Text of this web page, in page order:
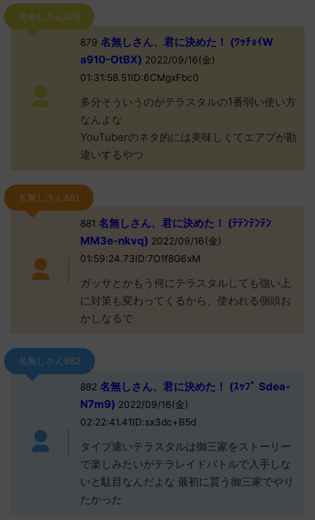
名無しさん879
879 名無しさん、君に決めた！ (ﾜｯﾁｮｲW
a910-OtBX) 2022/09/16(金)
01:31:58.51ID:6CMgxFbc0
多分そういうのがテラスタルの1番弱い使い方
なんよな
YouTuberのネタ的には美味しくてエアプが勘
違いするやつ
名無しさん881
881 名無しさん、君に決めた！ (ﾃﾃﾝﾃﾝﾃﾝ
MM3e-nkvq) 2022/09/16(金)
01:59:24.73ID:7O1f8G6xM
ガッサとかもう何にテラスタルしても強い上
に対策も変わってくるから、使われる側頭お
かしなるで
名無しさん882
882 名無しさん、君に決めた！ (ｽｯﾌﾟ Sdea-
N7m9) 2022/09/16(金)
02:22:41.41ID:sx3dc+B5d
タイプ違いテラスタルは御三家をストーリー
で楽しみたいがテラレイドバトルで入手しな
いと駄目なんだよな 最初に貰う御三家でやり
たかった